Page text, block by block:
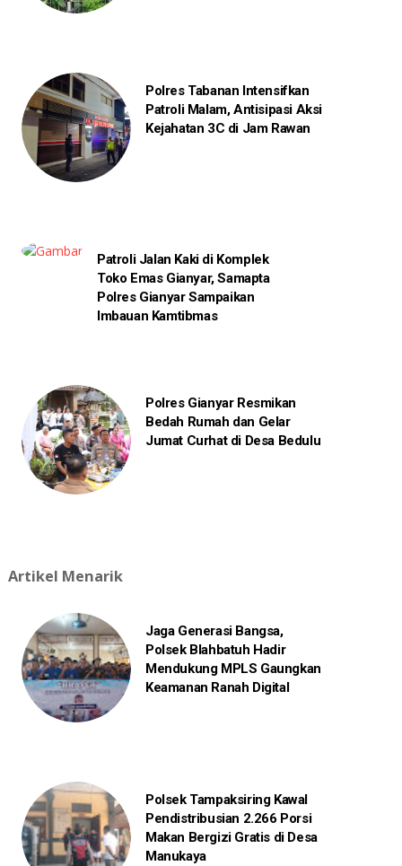
Polres Tabanan Intensifkan
Patroli Malam, Antisipasi Aksi
Kejahatan 3C di Jam Rawan
Patroli Jalan Kaki di Komplek
Toko Emas Gianyar, Samapta
Polres Gianyar Sampaikan
Imbauan Kamtibmas
Polres Gianyar Resmikan
Bedah Rumah dan Gelar
Jumat Curhat di Desa Bedulu
Artikel Menarik
Jaga Generasi Bangsa,
Polsek Blahbatuh Hadir
Mendukung MPLS Gaungkan
Keamanan Ranah Digital
Polsek Tampaksiring Kawal
Pendistribusian 2.266 Porsi
Makan Bergizi Gratis di Desa
Manukaya